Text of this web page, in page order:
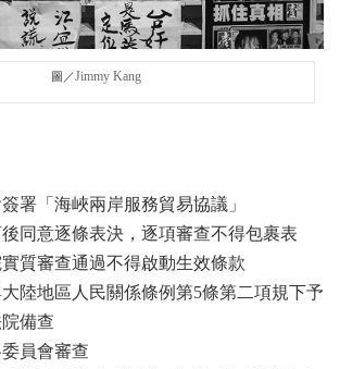
圖／Jimmy Kang
署「海峽兩岸服務貿易協議」
同意逐條表決，逐項審查不得包裹表
質審查通過不得啟動生效條款
陸地區人民關係條例第5條第二項規下予
備查
員會審查